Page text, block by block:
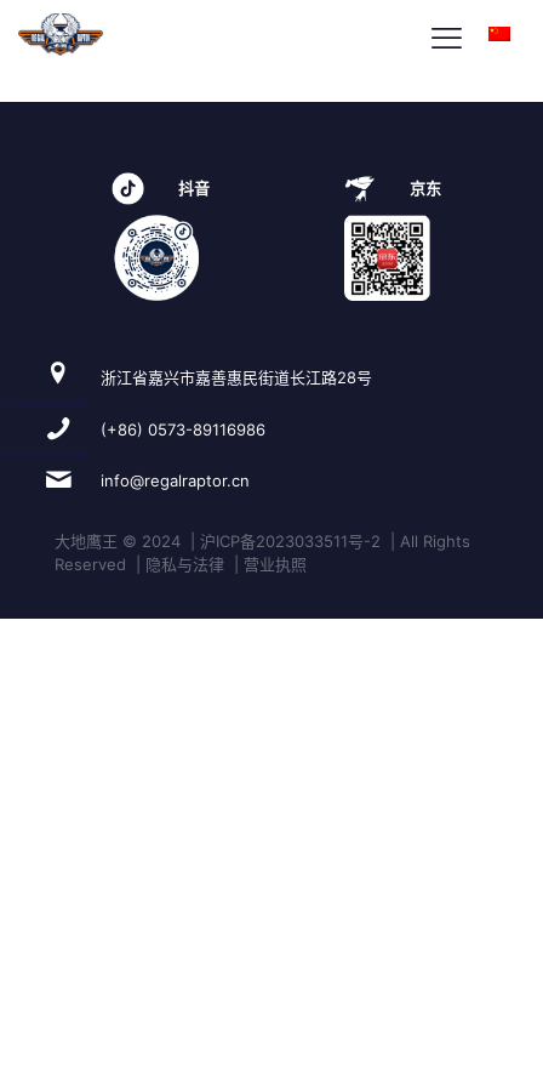
beleasing2-home-icon1
抖音 京东
浙江省嘉兴市嘉善惠民街道长江路28号
(+86) 0573-89116986
info@regalraptor.cn
大地鹰王 © 2024 | 沪ICP备2023033511号-2 | All Rights
Reserved | 隐私与法律 | 营业执照